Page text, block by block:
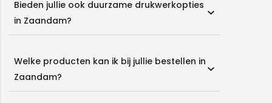
Bieden jullie ook duurzame drukwerkopties
in Zaandam?
Welke producten kan ik bij jullie bestellen in
Zaandam?